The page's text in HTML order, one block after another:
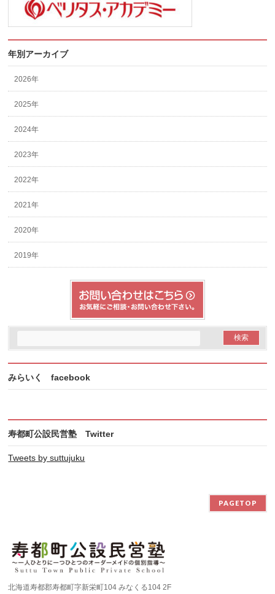
年別アーカイブ
2026年
2025年
2024年
2023年
2022年
2021年
2020年
2019年
みらいく facebook
寿都町公設民営塾 Twitter
Tweets by suttujuku
PAGETOP
北海道寿都郡寿都町字新栄町104 みなくる104 2F